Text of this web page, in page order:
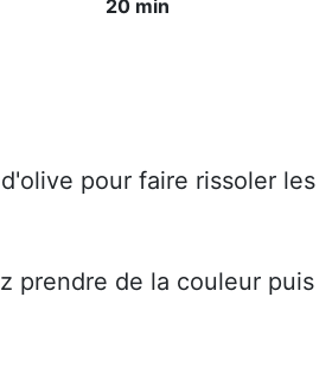
20 min
pour faire rissoler les
prendre de la couleur puis